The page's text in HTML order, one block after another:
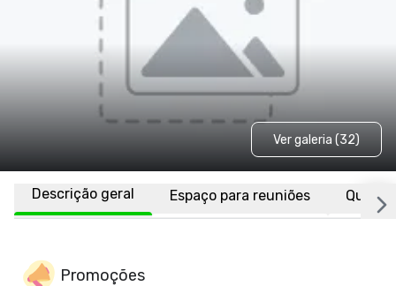
Ver galeria (32)
Descrição geral Espaço para reuniões
Promoções